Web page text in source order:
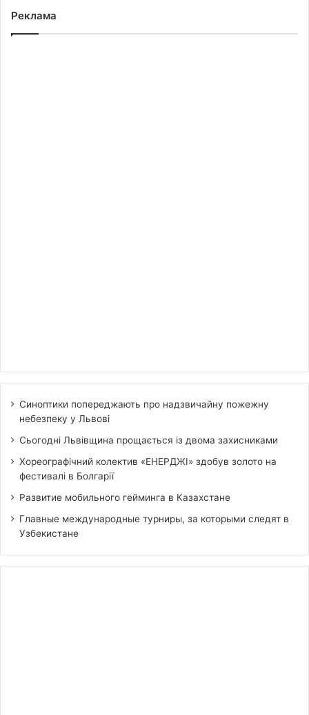
Реклама
Синоптики попереджають про надзвичайну пожежну
небезпеку у Львові
Сьогодні Львівщина прощається із двома захисниками
Хореографічний колектив «ЕНЕРДЖІ» здобув золото на
фестивалі в Болгарії
Развитие мобильного гейминга в Казахстане
Главные международные турниры, за которыми следят в
Узбекистане